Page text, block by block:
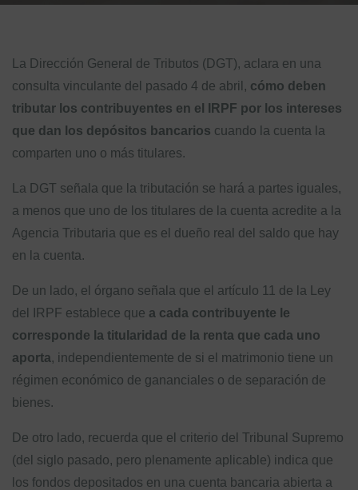
La Dirección General de Tributos (DGT), aclara en una
consulta vinculante del pasado 4 de abril, cómo deben
tributar los contribuyentes en el IRPF por los intereses
que dan los depósitos bancarios cuando la cuenta la
comparten uno o más titulares.
La DGT señala que la tributación se hará a partes iguales,
a menos que uno de los titulares de la cuenta acredite a la
Agencia Tributaria que es el dueño real del saldo que hay
en la cuenta.
De un lado, el órgano señala que el artículo 11 de la Ley
del IRPF establece que a cada contribuyente le
corresponde la titularidad de la renta que cada uno
aporta, independientemente de si el matrimonio tiene un
régimen económico de gananciales o de separación de
bienes.
De otro lado, recuerda que el criterio del Tribunal Supremo
(del siglo pasado, pero plenamente aplicable) indica que
los fondos depositados en una cuenta bancaria abierta a